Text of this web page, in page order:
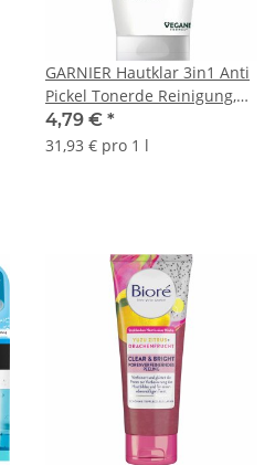
GARNIER Hautklar 3in1 Anti
Pickel Tonerde Reinigung,
Peeling und Maske (150ml
Tube)
4,79 € *
31,93 € pro 1 l